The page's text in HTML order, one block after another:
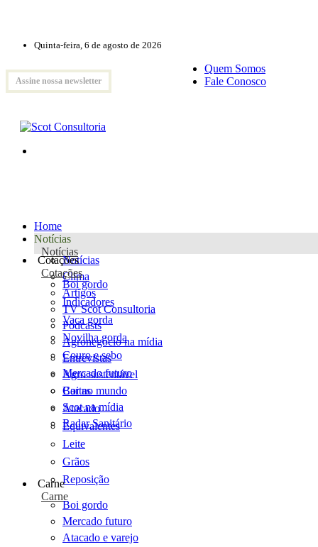
Quinta-feira, 6 de agosto de 2026
Assine nossa newsletter
Quem Somos
Fale Conosco
Home
Notícias
Notícias
Notícias
Clima
Artigos
TV Scot Consultoria
Podcasts
Agronegócio na mídia
Entrevistas
Agro sustentável
Cartas
Scot na mídia
Radar Sanitário
Cotações
Cotações
Boi gordo
Indicadores
Vaca gorda
Novilha gorda
Couro e sebo
Mercado futuro
Boi no mundo
Atacado
Equivalentes
Leite
Grãos
Reposição
Carne
Carne
Boi gordo
Mercado futuro
Atacado e varejo